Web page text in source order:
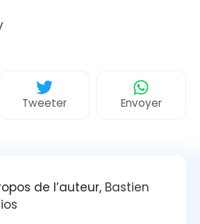
Tweeter Envoyer
de l’auteur, Bastien